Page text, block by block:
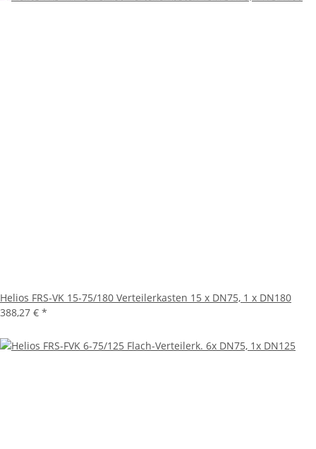
Helios FRS-VK 15-75/180 Verteilerkasten 15 x DN75, 1 x DN180
388,27 € *